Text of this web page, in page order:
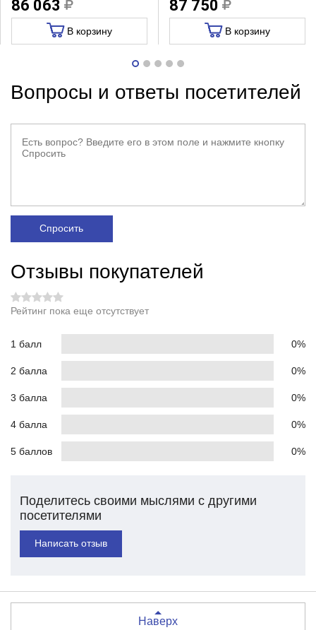
86 063
В корзину
87 750
В корзину
Вопросы и ответы посетителей
Спросить
Отзывы покупателей
Рейтинг пока еще отсутствует
1 балл 0%
2 балла 0%
3 балла 0%
4 балла 0%
5 баллов 0%
Поделитесь своими мыслями с другими
посетителями
Написать отзыв
Наверх